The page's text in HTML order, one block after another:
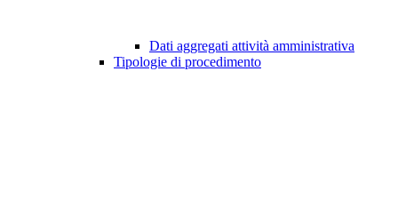
Dati aggregati attività amministrativa
Tipologie di procedimento